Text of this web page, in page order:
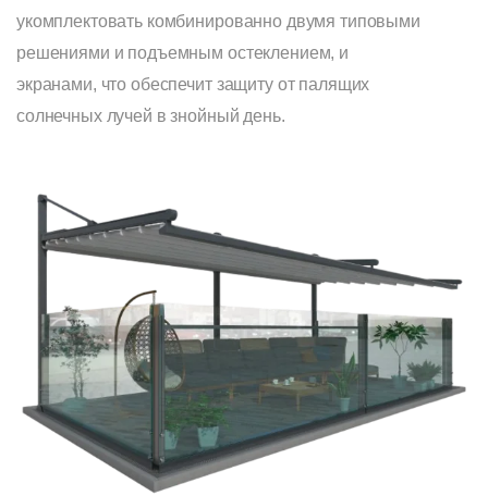
укомплектовать комбинированно двумя типовыми
решениями и подъемным остеклением, и
экранами, что обеспечит защиту от палящих
солнечных лучей в знойный день.